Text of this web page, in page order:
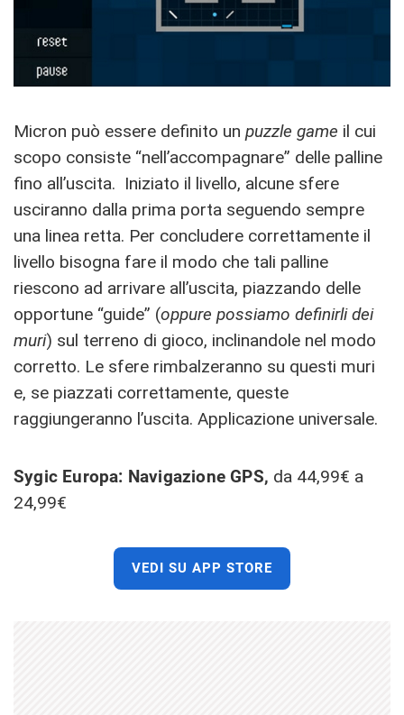
Micron può essere definito un puzzle game il cui
scopo consiste “nell’accompagnare” delle palline
fino all’uscita. Iniziato il livello, alcune sfere
usciranno dalla prima porta seguendo sempre
una linea retta. Per concludere correttamente il
livello bisogna fare il modo che tali palline
riescono ad arrivare all’uscita, piazzando delle
opportune “guide” (oppure possiamo definirli dei
muri) sul terreno di gioco, inclinandole nel modo
corretto. Le sfere rimbalzeranno su questi muri
e, se piazzati correttamente, queste
raggiungeranno l’uscita. Applicazione universale.
Sygic Europa: Navigazione GPS, da 44,99€ a
24,99€
VEDI SU APP STORE